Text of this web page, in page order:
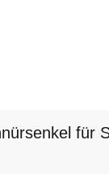
für